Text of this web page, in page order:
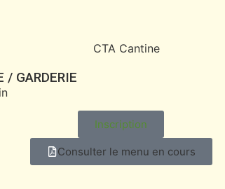
/ GARDERIE
Inscription
Consulter le menu en cours